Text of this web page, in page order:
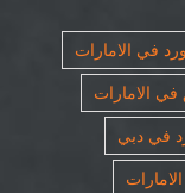
في الامارات
الامارات
في دبي